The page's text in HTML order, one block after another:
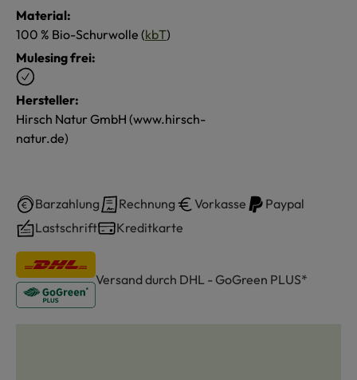
Material:
100 % Bio-Schurwolle (kbT)
Mulesing frei:
Hersteller:
Hirsch Natur GmbH (www.hirsch-
natur.de)
Barzahlung Rechnung Vorkasse
Paypal
Lastschrift
Kreditkarte
Versand durch DHL - GoGreen PLUS*